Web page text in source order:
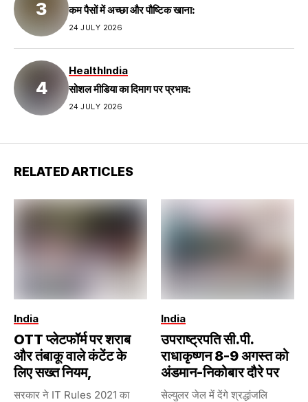
कम पैसों में अच्छा और पौष्टिक खाना:
24 JULY 2026
HealthIndia
सोशल मीडिया का दिमाग पर प्रभाव:
24 JULY 2026
RELATED ARTICLES
India
OTT प्लेटफॉर्म पर शराब
और तंबाकू वाले कंटेंट के
लिए सख्त नियम,
सरकार ने IT Rules 2021 का
India
उपराष्ट्रपति सी.पी.
राधाकृष्णन 8-9 अगस्त को
अंडमान-निकोबार दौरे पर
सेल्युलर जेल में देंगे श्रद्धांजलि